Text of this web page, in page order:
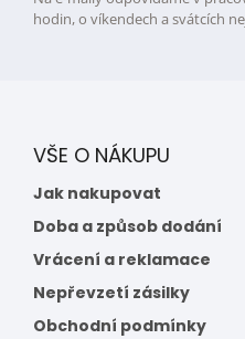
hodin, o víkendech a svátcích
VŠE O NÁKUPU
Jak nakupovat
Doba a způsob dodání
Vrácení a reklamace
Nepřevzetí zásilky
Obchodní podmínky